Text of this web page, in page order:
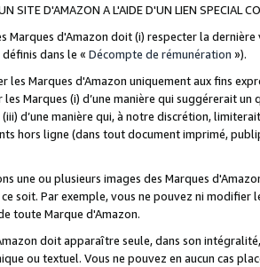
SITE D'AMAZON A L'AIDE D'UN LIEN SPECIAL
Marques d'Amazon doit (i) respecter la
dans le « Décompte de rémunération »).
les Marques d'Amazon uniquement aux fins
Marques (i) d’une manière qui suggérerait
d’une manière qui, à notre discrétion,
hors ligne (dans tout document imprimé,
une ou plusieurs images des Marques
soit. Par exemple, vous ne pouvez ni
toute Marque d'Amazon.
doit apparaître seule, dans son
ou textuel. Vous ne pouvez en aucun cas